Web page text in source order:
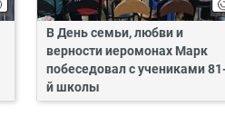
В День семьи, любви и
верности иеромонах Марк
побеседовал с учениками
й школы